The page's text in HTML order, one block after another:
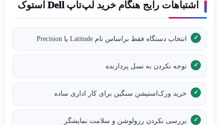
اشتباهات رایج هنگام خرید لپ‌تاپ Dell استوک
انتخاب دستگاه فقط براساس نام Latitude یا Precision
توجه نکردن به نسل پردازنده
خرید ورک‌استیشن سنگین برای کار اداری ساده
بررسی نکردن رزولوشن و سلامت نمایشگر